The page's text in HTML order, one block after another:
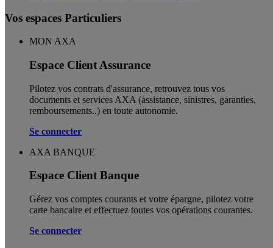
Vos espaces Particuliers
MON AXA
Espace Client Assurance
Pilotez vos contrats d'assurance, retrouvez tous vos
documents et services AXA (assistance, sinistres, garanties,
remboursements..) en toute autonomie. ​
Se connecter
AXA BANQUE
Espace Client Banque
Gérez vos comptes courants et votre épargne, pilotez votre
carte bancaire et effectuez toutes vos opérations courantes.
Se connecter